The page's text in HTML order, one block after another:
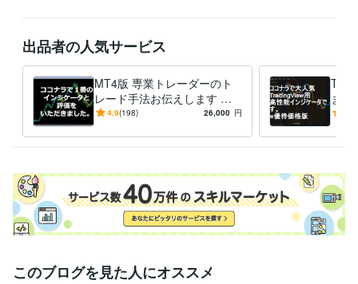
取得年 : 2022年
得意分野
資産運用・副業の相談 FXトレード経験10年以上あります。 金融シ
ステム開発
仮想通貨 専業 為替事業会社 証券
出品者の人気サービス
MT4版 専業トレーダーのト
レード手法お伝えします 専
業トレーダーが長年使ってき
4.9(198) 26,000 円
ま
てき
このブログを見た人にオススメ